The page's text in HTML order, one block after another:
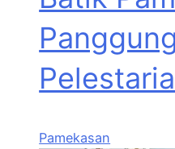
Pamekasan